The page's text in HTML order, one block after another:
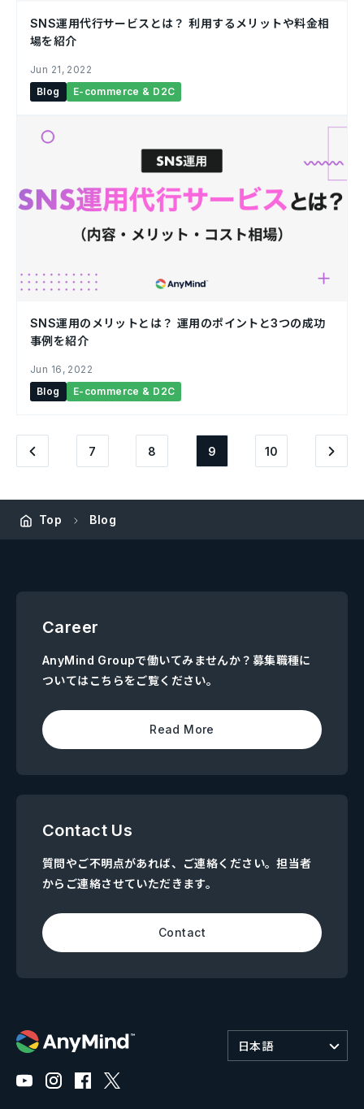
SNS運用代行サービスとは？ 利用するメリットや料金相
場を紹介￼
Jun 21, 2022
Blog
E-commerce & D2C
SNS運用のメリットとは？ 運用のポイントと3つの成功
事例を紹介￼
Jun 16, 2022
Blog
E-commerce & D2C
7 8 9 10
Top Blog
Career
AnyMind Groupで働いてみませんか？募集職種に
ついてはこちらをご覧ください。
Read More
Contact Us
質問やご不明点があれば、ご連絡ください。担当者
からご連絡させていただきます。
Contact
日本語